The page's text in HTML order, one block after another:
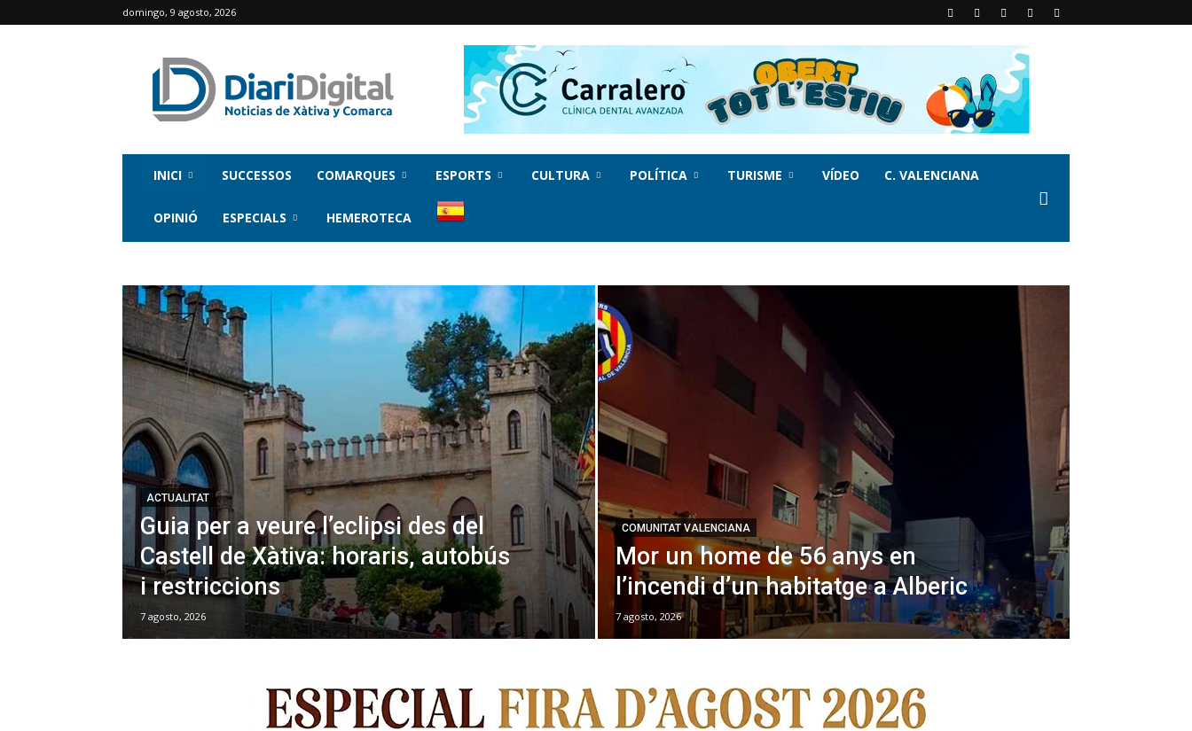
domingo, 9 agosto, 2026
INICI SUCCESSOS COMARQUES ESPORTS CULTURA POLÍTICA TURISME VÍDEO C. VALENCIANA
OPINIÓ ESPECIALS HEMEROTECA
ACTUALITAT
Guia per a veure l’eclipsi des del
Castell de Xàtiva: horaris, autobús
i restriccions
7 agosto, 2026
COMUNITAT VALENCIANA
Mor un home de 56 anys en
l’incendi d’un habitatge a Alberic
7 agosto, 2026